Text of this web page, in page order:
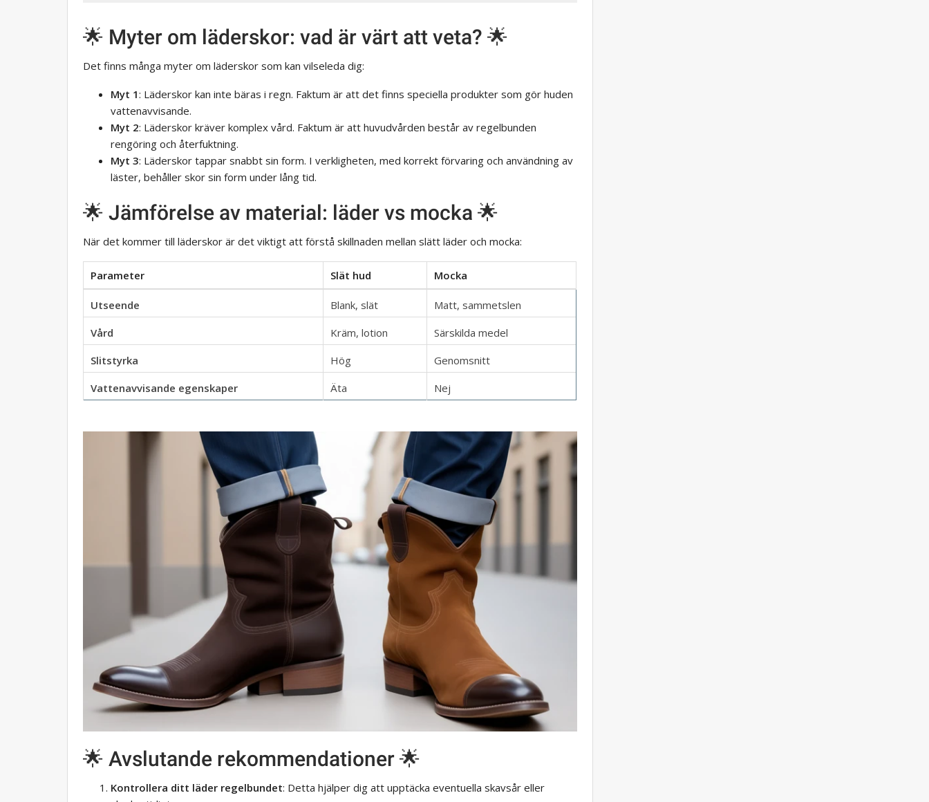
🌟 Myter om läderskor: vad är värt att veta? 🌟
Det finns många myter om läderskor som kan vilseleda dig:
Myt 1: Läderskor kan inte bäras i regn. Faktum är att det finns speciella produkter som gör huden
vattenavvisande.
Myt 2: Läderskor kräver komplex vård. Faktum är att huvudvården består av regelbunden
rengöring och återfuktning.
Myt 3: Läderskor tappar snabbt sin form. I verkligheten, med korrekt förvaring och användning av
läster, behåller skor sin form under lång tid.
🌟 Jämförelse av material: läder vs mocka 🌟
När det kommer till läderskor är det viktigt att förstå skillnaden mellan slätt läder och mocka:
Parameter Slät hud Mocka
Utseende Blank, slät
Matt, sammetslen
Vård
Kräm, lotion
Särskilda medel
Slitstyrka
Hög
Genomsnitt
Vattenavvisande egenskaper
Äta Nej
🌟 Avslutande rekommendationer 🌟
Kontrollera ditt läder regelbundet: Detta hjälper dig att upptäcka eventuella skavsår eller